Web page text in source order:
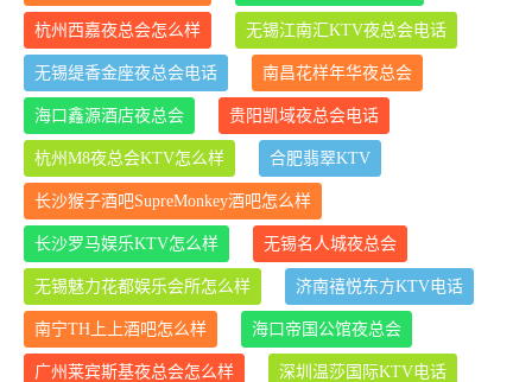
杭州西嘉夜总会怎么样 无锡江南汇KTV夜总会电话
无锡缇香金座夜总会电话 南昌花样年华夜总会
海口鑫源酒店夜总会 贵阳凯域夜总会电话
杭州M8夜总会KTV怎么样 合肥翡翠KTV
长沙猴子酒吧SupreMonkey酒吧怎么样
长沙罗马娱乐KTV怎么样 无锡名人城夜总会
无锡魅力花都娱乐会所怎么样 济南禧悦东方KTV电话
南宁TH上上酒吧怎么样 海口帝国公馆夜总会
广州莱宾斯基夜总会怎么样 深圳温莎国际KTV电话